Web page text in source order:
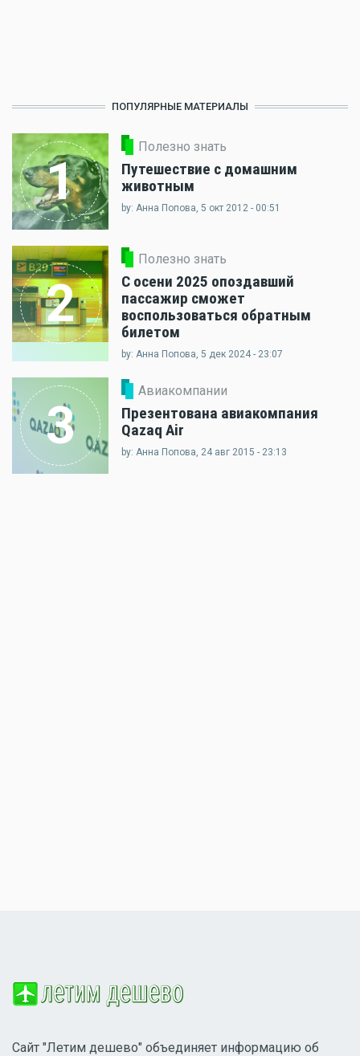
ПОПУЛЯРНЫЕ МАТЕРИАЛЫ
1
Полезно знать
Путешествие с домашним
животным
by: Анна Попова, 5 окт 2012 - 00:51
2
Полезно знать
С осени 2025 опоздавший
пассажир сможет
воспользоваться обратным
билетом
by: Анна Попова, 5 дек 2024 - 23:07
3
Авиакомпании
Презентована авиакомпания
Qazaq Air
by: Анна Попова, 24 авг 2015 - 23:13
Сайт "Летим дешево" объединяет информацию об